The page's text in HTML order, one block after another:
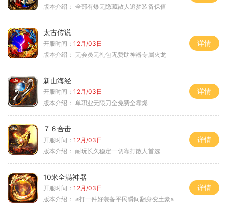
版本介绍： 全部有爆无隐藏散人追梦装备保值
太古传说
开服时间： 12月/03日
版本介绍： 无会员无礼包无赞助神器专属火龙
详情
新山海经
开服时间： 12月/03日
版本介绍： 单职业无限刀全免费全靠爆
详情
７６合击
开服时间： 12月/03日
版本介绍： 耐玩长久稳定一切靠打散人首选
详情
10米全满神器
开服时间： 12月/03日
版本介绍： ≤打一件好装备平民瞬间翻身变土豪≥
详情